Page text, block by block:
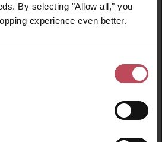
By selecting "Allow all," you
experience even better.
Regulärer Preis:
10,95 €
Inkl. MwSt
Gib den gewünschten Wert